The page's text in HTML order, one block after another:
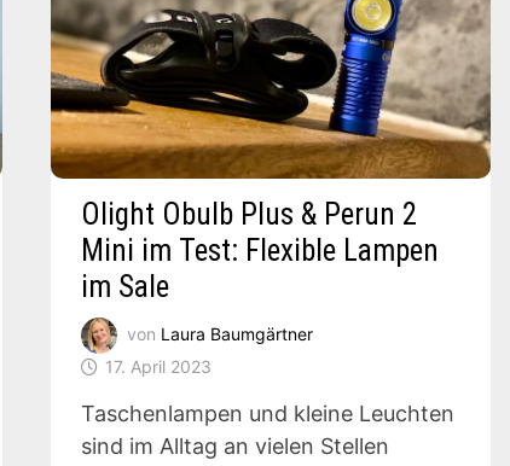
Olight Obulb Plus & Perun 2
Mini im Test: Flexible Lampen
im Sale
von Laura Baumgärtner
17. April 2023
Taschenlampen und kleine Leuchten
sind im Alltag an vielen Stellen